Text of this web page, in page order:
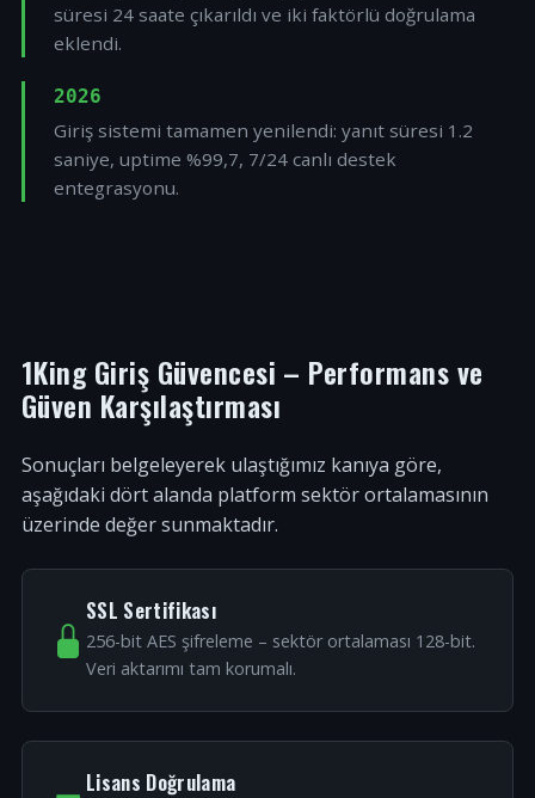
süresi 24 saate çıkarıldı ve iki faktörlü doğrulama
eklendi.
2026
Giriş sistemi tamamen yenilendi: yanıt süresi 1.2
saniye, uptime %99,7, 7/24 canlı destek
entegrasyonu.
1King Giriş Güvencesi – Performans ve
Güven Karşılaştırması
Sonuçları belgeleyerek ulaştığımız kanıya göre,
aşağıdaki dört alanda platform sektör ortalamasının
üzerinde değer sunmaktadır.
SSL Sertifikası
256-bit AES şifreleme – sektör ortalaması 128-bit.
Veri aktarımı tam korumalı.
Lisans Doğrulama